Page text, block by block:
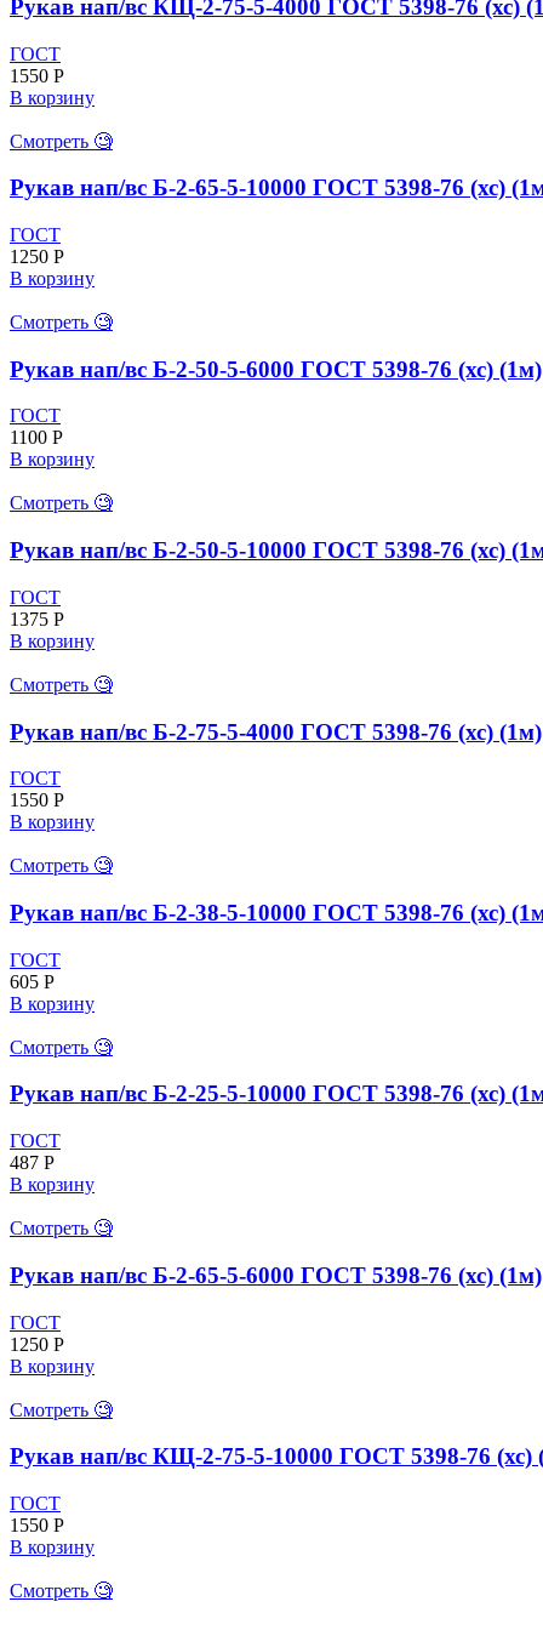
(хс)
Рукав нап/вс КЩ-2-75-5-4000 ГОСТ 5398-76 (хс)
ГОСТ
1550 Р
В корзину
Смотреть 🧐
Рукав нап/вс Б-2-65-5-10000 ГОСТ 5398-76 (хс)
ГОСТ
1250 Р
В корзину
Смотреть 🧐
Рукав нап/вс Б-2-50-5-6000 ГОСТ 5398-76 (хс) (1м)
ГОСТ
1100 Р
В корзину
Смотреть 🧐
Рукав нап/вс Б-2-50-5-10000 ГОСТ 5398-76 (хс)
ГОСТ
1375 Р
В корзину
Смотреть 🧐
Рукав нап/вс Б-2-75-5-4000 ГОСТ 5398-76 (хс) (1м)
ГОСТ
1550 Р
В корзину
Смотреть 🧐
Рукав нап/вс Б-2-38-5-10000 ГОСТ 5398-76 (хс)
ГОСТ
605 Р
В корзину
Смотреть 🧐
Рукав нап/вс Б-2-25-5-10000 ГОСТ 5398-76 (хс)
ГОСТ
487 Р
В корзину
Смотреть 🧐
Рукав нап/вс Б-2-65-5-6000 ГОСТ 5398-76 (хс) (1м)
ГОСТ
1250 Р
В корзину
Смотреть 🧐
Рукав нап/вс КЩ-2-75-5-10000 ГОСТ 5398-76 (хс)
ГОСТ
1550 Р
В корзину
Смотреть 🧐